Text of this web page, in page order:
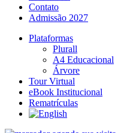
Contato
Admissão 2027
Plataformas
Plurall
A4 Educacional
Árvore
Tour Virtual
eBook Institucional
Rematrículas